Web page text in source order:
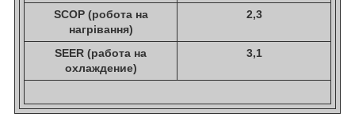
SCOP (робота на
нагрівання)
2,3
SEER (работа на
охлаждение)
3,1